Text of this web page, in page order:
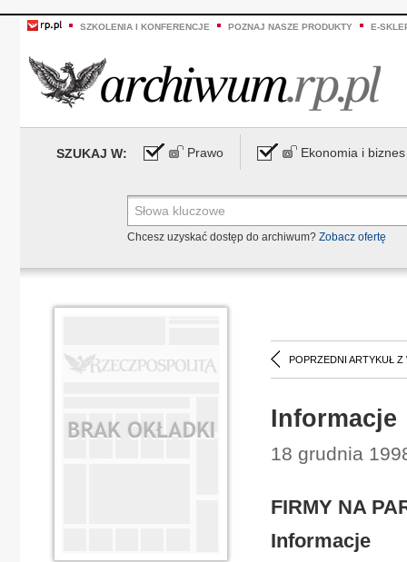
SZKOLENIA I KONFERENCJE POZNAJ NASZE PRODUKTY E-
SZUKAJ W: Prawo Ekonomia i biznes
Chcesz uzyskać dostęp do archiwum? Zobacz ofertę
POPRZEDNI ARTYKUŁ Z
Informacje
18 grudnia
FIRMY NA
Informacje